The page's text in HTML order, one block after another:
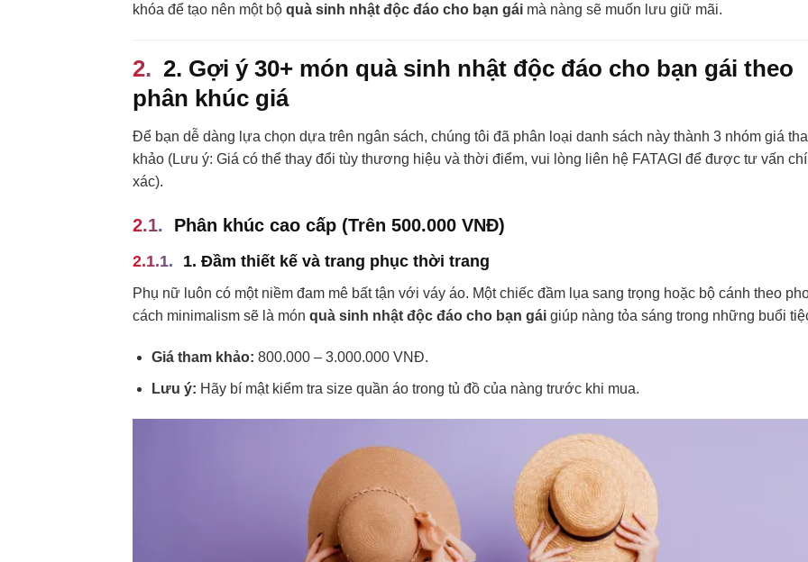
khóa để tạo nên một bộ quà sinh nhật độc đáo cho bạn gái mà nàng sẽ muốn lưu giữ mãi.
2. Gợi ý 30+ món quà sinh nhật độc đáo cho bạn gái theo
phân khúc giá
Để bạn dễ dàng lựa chọn dựa trên ngân sách, chúng tôi đã phân loại danh sách này thành 3 nhóm giá
khảo (Lưu ý: Giá có thể thay đổi tùy thương hiệu và thời điểm, vui lòng liên hệ FATAGI để được tư vấn
xác).
Phân khúc cao cấp (Trên 500.000 VNĐ)
1. Đầm thiết kế và trang phục thời trang
Phụ nữ luôn có một niềm đam mê bất tận với váy áo. Một chiếc đầm lụa sang trọng hoặc bộ cánh theo
cách minimalism sẽ là món quà sinh nhật độc đáo cho bạn gái giúp nàng tỏa sáng trong những buổi
Giá tham khảo: 800.000 – 3.000.000 VNĐ.
Lưu ý: Hãy bí mật kiểm tra size quần áo trong tủ đồ của nàng trước khi mua.